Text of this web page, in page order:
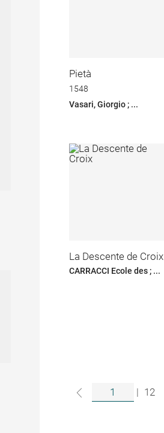
Pietà
1548
Vasari, Giorgio ; ...
La Descente de Croix
CARRACCI Ecole des ; ...
| 12